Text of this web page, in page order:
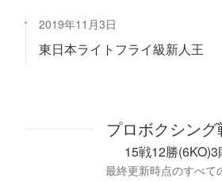
2019年11月3日
東日本ライトフライ級新人王
プロボクシン
15戦12勝(6KO)3
最終更新時点のすべて